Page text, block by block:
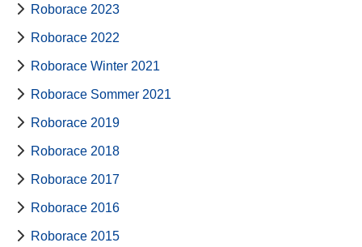
Roborace 2023
Roborace 2022
Roborace Winter 2021
Roborace Sommer 2021
Roborace 2019
Roborace 2018
Roborace 2017
Roborace 2016
Roborace 2015